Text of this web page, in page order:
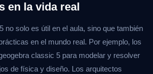
en la vida real
no solo es útil en el aula, sino que también
en el mundo real. Por ejemplo, los
classic 5 para modelar y resolver
de física y diseño. Los arquitectos